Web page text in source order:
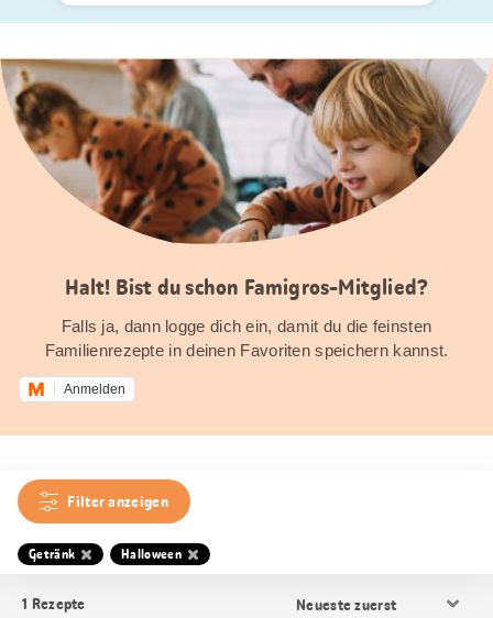
Suchen
Halt! Bist du schon Famigros-Mitglied?
Falls ja, dann logge dich ein, damit du die feinsten
Familienrezepte in deinen Favoriten speichern kannst.
Anmelden
Filter anzeigen
Getränk Halloween
1 Rezepte
Sortierung